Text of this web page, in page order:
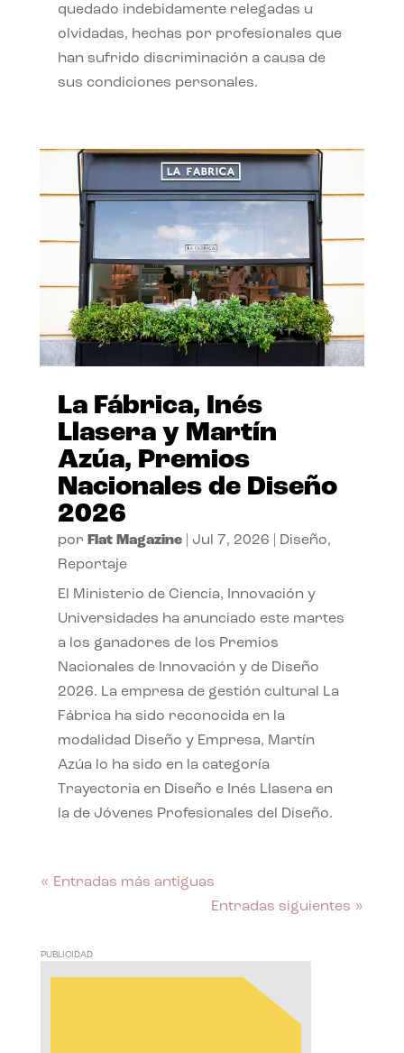
quedado indebidamente relegadas u
olvidadas, hechas por profesionales que
han sufrido discriminación a causa de
sus condiciones personales.
La Fábrica, Inés
Llasera y Martín
Azúa, Premios
Nacionales de Diseño
2026
por Flat Magazine| Jul 7, 2026 Diseño,
Reportaje
El Ministerio de Ciencia, Innovación y
Universidades ha anunciado este martes
a los ganadores de los Premios
Nacionales de Innovación y de Diseño
2026. La empresa de gestión cultural La
Fábrica ha sido reconocida en la
modalidad Diseño y Empresa, Martín
Azúa lo ha sido en la categoría
Trayectoria en Diseño e Inés Llasera en
la de Jóvenes Profesionales del Diseño.
« Entradas más antiguas
Entradas siguientes »
PUBLICIDAD